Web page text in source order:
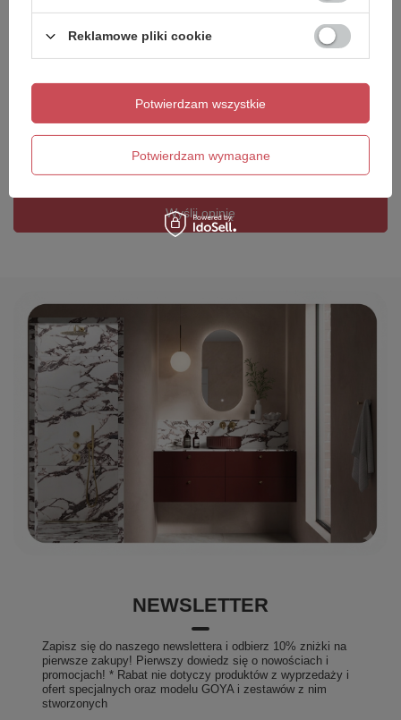
Wyślij opinię
NEWSLETTER
Zapisz się do naszego newslettera i odbierz 10% zniżki na
pierwsze zakupy! Pierwszy dowiedz się o nowościach i
promocjach! * Rabat nie dotyczy produktów z wyprzedaży i
ofert specjalnych oraz modelu GOYA i zestawów z nim
stworzonych
Reklamowe pliki cookie
Potwierdzam wymagane
Potwierdzam wszystkie